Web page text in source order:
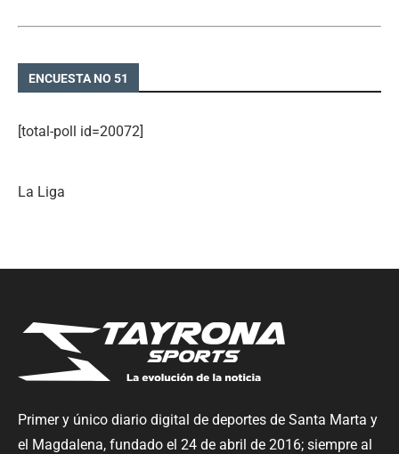
ENCUESTA NO 51
[total-poll id=20072]
La Liga
Primer y único diario digital de deportes de Santa Marta y
el Magdalena, fundado el 24 de abril de 2016; siempre al